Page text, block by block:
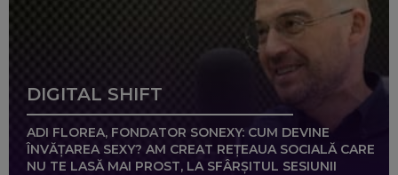
DIGITAL SHIFT
ADI FLOREA, FONDATOR SONEXY: CUM DEVINE
ÎNVĂȚAREA SEXY? AM CREAT REȚEAUA SOCIALĂ CARE
NU TE LASĂ MAI PROST, LA SFÂRȘITUL SESIUNII